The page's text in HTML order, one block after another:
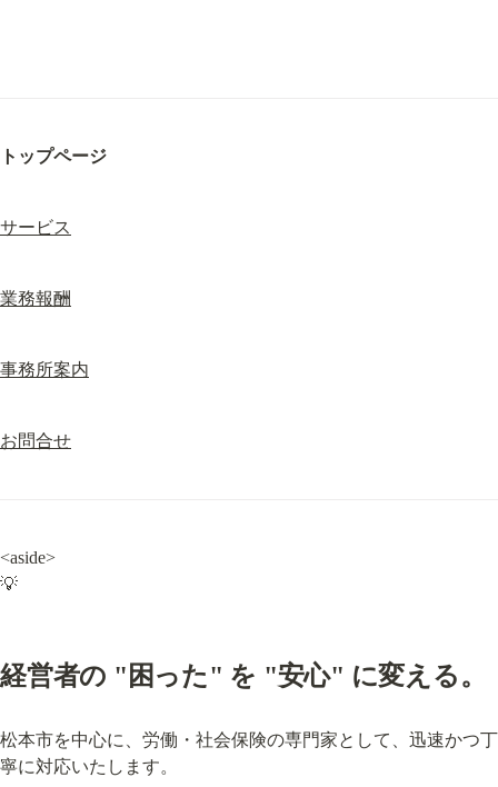
トップページ
サービス
業務報酬
事務所案内
お問合せ
<aside>
💡
経営者の "困った" を "安心" に変える。
松本市を中心に、労働・社会保険の専門家として、迅速かつ丁
寧に対応いたします。